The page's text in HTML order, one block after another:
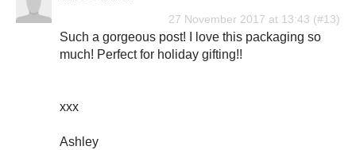
27 November 2017 at 13:43
Such a gorgeous post! I love this packaging so
much! Perfect for holiday gifting!!
xxx
Ashley